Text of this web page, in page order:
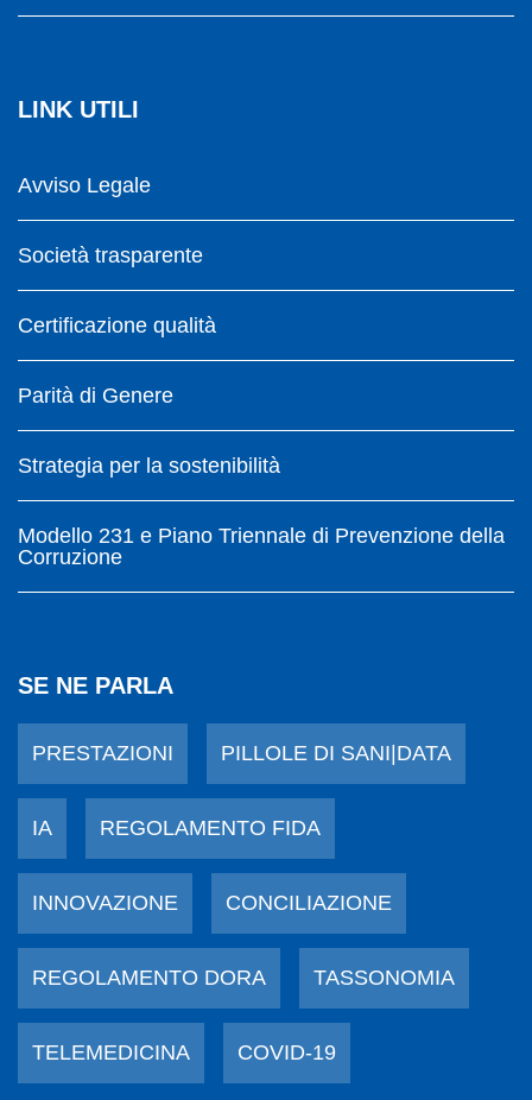
LINK UTILI
Avviso Legale
Società trasparente
Certificazione qualità
Parità di Genere
Strategia per la sostenibilità
Modello 231 e Piano Triennale di Prevenzione della
Corruzione
SE NE PARLA
PRESTAZIONI PILLOLE DI SANI|DATA
IA REGOLAMENTO FIDA
INNOVAZIONE CONCILIAZIONE
REGOLAMENTO DORA TASSONOMIA
TELEMEDICINA COVID-19